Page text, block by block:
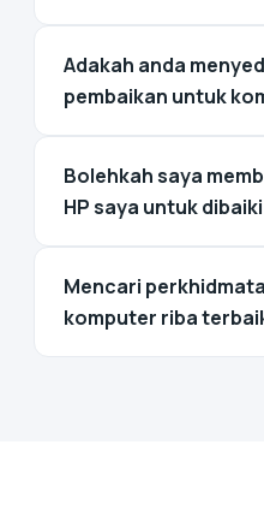
Adakah anda
pembaikan untuk
Bolehkah saya
HP saya untuk dibaiki
Mencari
komputer riba